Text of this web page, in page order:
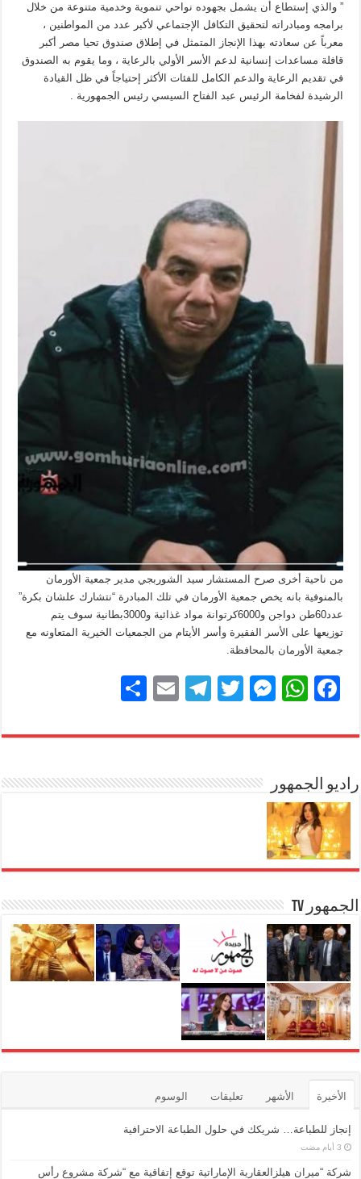
” والذي إستطاع أن يشمل بجهوده نواحي تنموية وخدمية متنوعة من خلال
برامجه ومبادراته لتحقيق التكافل الإجتماعي لأكبر عدد من المواطنين ،
معرباً عن سعادته بهذا الإنجاز المتمثل في إطلاق صندوق تحيا مصر أكبر
قافلة مساعدات إنسانية لدعم الأسر الأولي بالرعاية ، وما يقوم به الصندوق
في تقديم الرعاية والدعم الكامل للفئات الأكثر إحتياجاً في ظل القيادة
الرشيدة لفخامة الرئيس عبد الفتاح السيسي رئيس الجمهورية .
من ناحية أخرى صرح المستشار سيد الشوربجي مدير جمعية الأورمان
بالمنوفية بانه يخص جمعية الأورمان في تلك المبادرة “نتشارك علشان بكرة”
عدد60طن دواجن و6000كرتوانة مواد غذائية و3000بطانية سوف يتم
توزيعها على الأسر الفقيرة وأسر الأيتام من الجمعيات الخيرية المتعاونه مع
جمعية الأورمان بالمحافظة.
F
c
b
o
o
k
W
at
A
p
p
M
ss
n
T
tt
T
e
a
E
ail
ar
راديو الجمهور
الجمهور TV
الأخيرة الأشهر تعليقات الوسوم
إنجاز للطباعة… شريكك في حلول الطباعة الاحترافية
شركة “ميران هيلزالعقارية الإماراتية توقع إتفاقية مع “شركة مشروع رأس